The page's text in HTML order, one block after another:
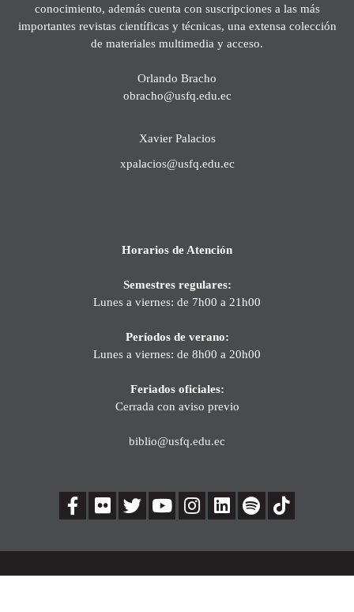
conocimiento, además cuenta con suscripciones a las más
importantes revistas científicas y técnicas, una extensa colección
de materiales multimedia y acceso.
Orlando Bracho
obracho@usfq.edu.ec
Xavier Palacios
xpalacios@usfq.edu.ec
Horarios de Atención
Semestres regulares:
Lunes a viernes: de 7h00 a 21h00
Períodos de verano:
Lunes a viernes: de 8h00 a 20h00
Feriados oficiales:
Cerrada con aviso previo
biblio@usfq.edu.ec